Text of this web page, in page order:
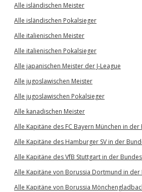
Alle isländischen Meister
Alle isländischen Pokalsieger
Alle italienischen Meister
Alle italienischen Pokalsieger
Alle japanischen Meister der J-League
Alle jugoslawischen Meister
Alle jugoslawischen Pokalsieger
Alle kanadischen Meister
Alle Kapitäne des FC Bayern München in der
Alle Kapitäne des Hamburger SV in der
Alle Kapitäne des VfB Stuttgart in der
Alle Kapitäne von Borussia Dortmund in der
Alle Kapitäne von Borussia